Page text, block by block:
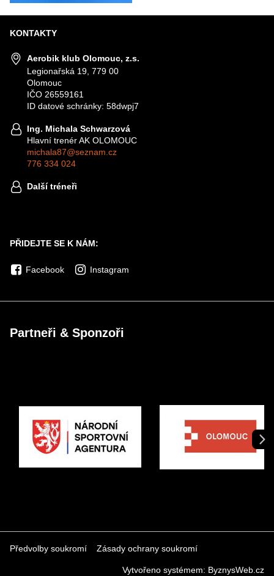
KONTAKTY
Aerobik klub Olomouc, z.s.
Legionařská 19, 779 00
Olomouc
IČO 26559161
ID datové schránky: 58dwpj7
Ing. Michala Schwarzová
Hlavní trenér AK OLOMOUC
michala87@seznam.cz
776 334 024
Další tréneři
PŘIDEJTE SE K NÁM:
Facebook Instagram
Partneři & Sponzoři
Předvolby soukromí Zásady ochrany soukromí
Vytvořeno systémem: ByznysWeb.cz